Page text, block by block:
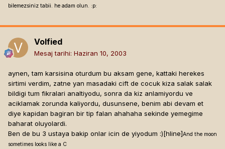
bilemezsiniz tabii. he adam olun. :p:
Volfied
Mesaj tarihi: Haziran 10, 2003
aynen, tam karsisina oturdum bu aksam gene, kattaki herekes
sirtimi verdim, zatne yan masadaki cift de cocuk kiza salak salak
bildigi tum fikralari analtiyodu, sonra da kiz anlamiyordu ve
aciklamak zorunda kaliyordu, dusunsene, benim abi devam et
diye kapidan bagiran bir tip falan ahahaha sekinde yemegime
baharat oluyolardi.
Ben de bu 3 ustaya bakip onlar icin de yiyodum :)[hline]And the moon
sometimes looks like a C